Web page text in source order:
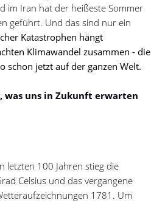
im Iran hat der heißeste Sommer
geführt. Und das sind nur ein
Katastrophen hängt
Klimawandel zusammen - die
schon jetzt auf der ganzen Welt.
was uns in Zukunft erwarten
letzten 100 Jahren stieg die
Celsius und das vergangene
1781. Um